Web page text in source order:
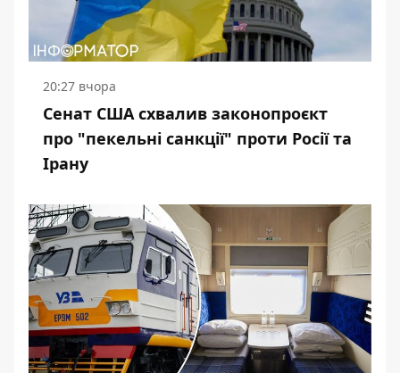
20:27 вчора
Сенат США схвалив законопроєкт
про "пекельні санкції" проти Росії та
Ірану